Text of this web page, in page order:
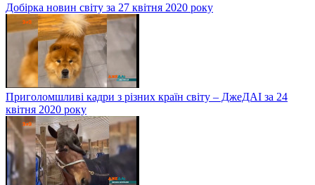
Добірка новин світу за 27 квітня 2020 року
Приголомшливі кадри з різних країн світу – ДжеДАІ за 24
квітня 2020 року